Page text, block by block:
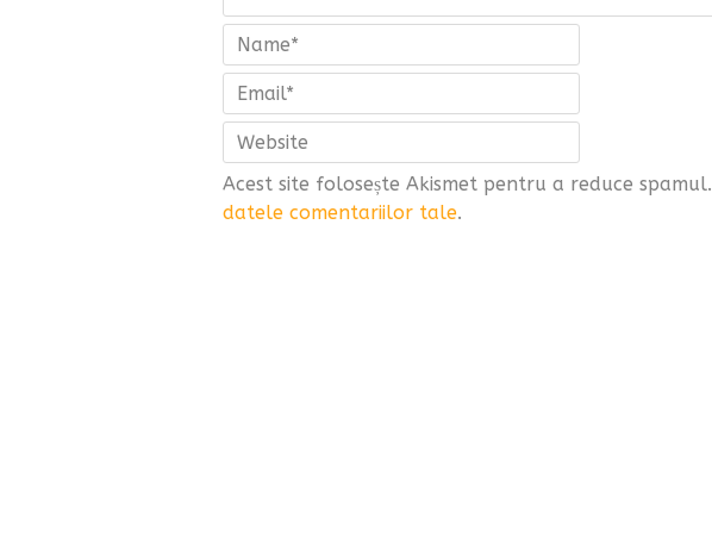
Acest site folosește Akismet pentru a reduce spamul.
datele comentariilor tale.